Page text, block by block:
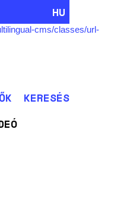
HU
cms/classes/url-
KERESÉS